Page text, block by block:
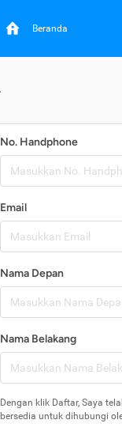
Beranda
No. Handphone
Email
Nama Depan
Nama Belakang
Dengan klik Daftar, Saya
bersedia untuk dihubungi